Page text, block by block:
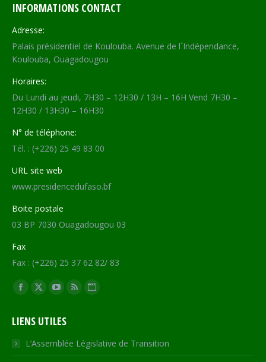
INFORMATIONS CONTACT
Adresse:
Palais présidentiel de Koulouba. Avenue de l´Indépendance,
Koulouba, Ouagadougou
Horaires:
Du Lundi au jeudi, 7H30 – 12H30 / 13H – 16H Vend 7H30 –
12H30 / 13H30 – 16H30
N° de téléphone:
Tél. : (+226) 25 49 83 00
URL site web
www.presidencedufaso.bf
Boite postale
03 BP 7030 Ouagadougou 03
Fax
Fax : (+226) 25 37 62 82/ 83
Trouvez nous sur :
Facebook
opens
in
new
X
opens
in
new
YouTube
opens
in
new
RSS
in
new
Site
opens
in
LIENS UTILES
L’Assemblée Législative de Transition